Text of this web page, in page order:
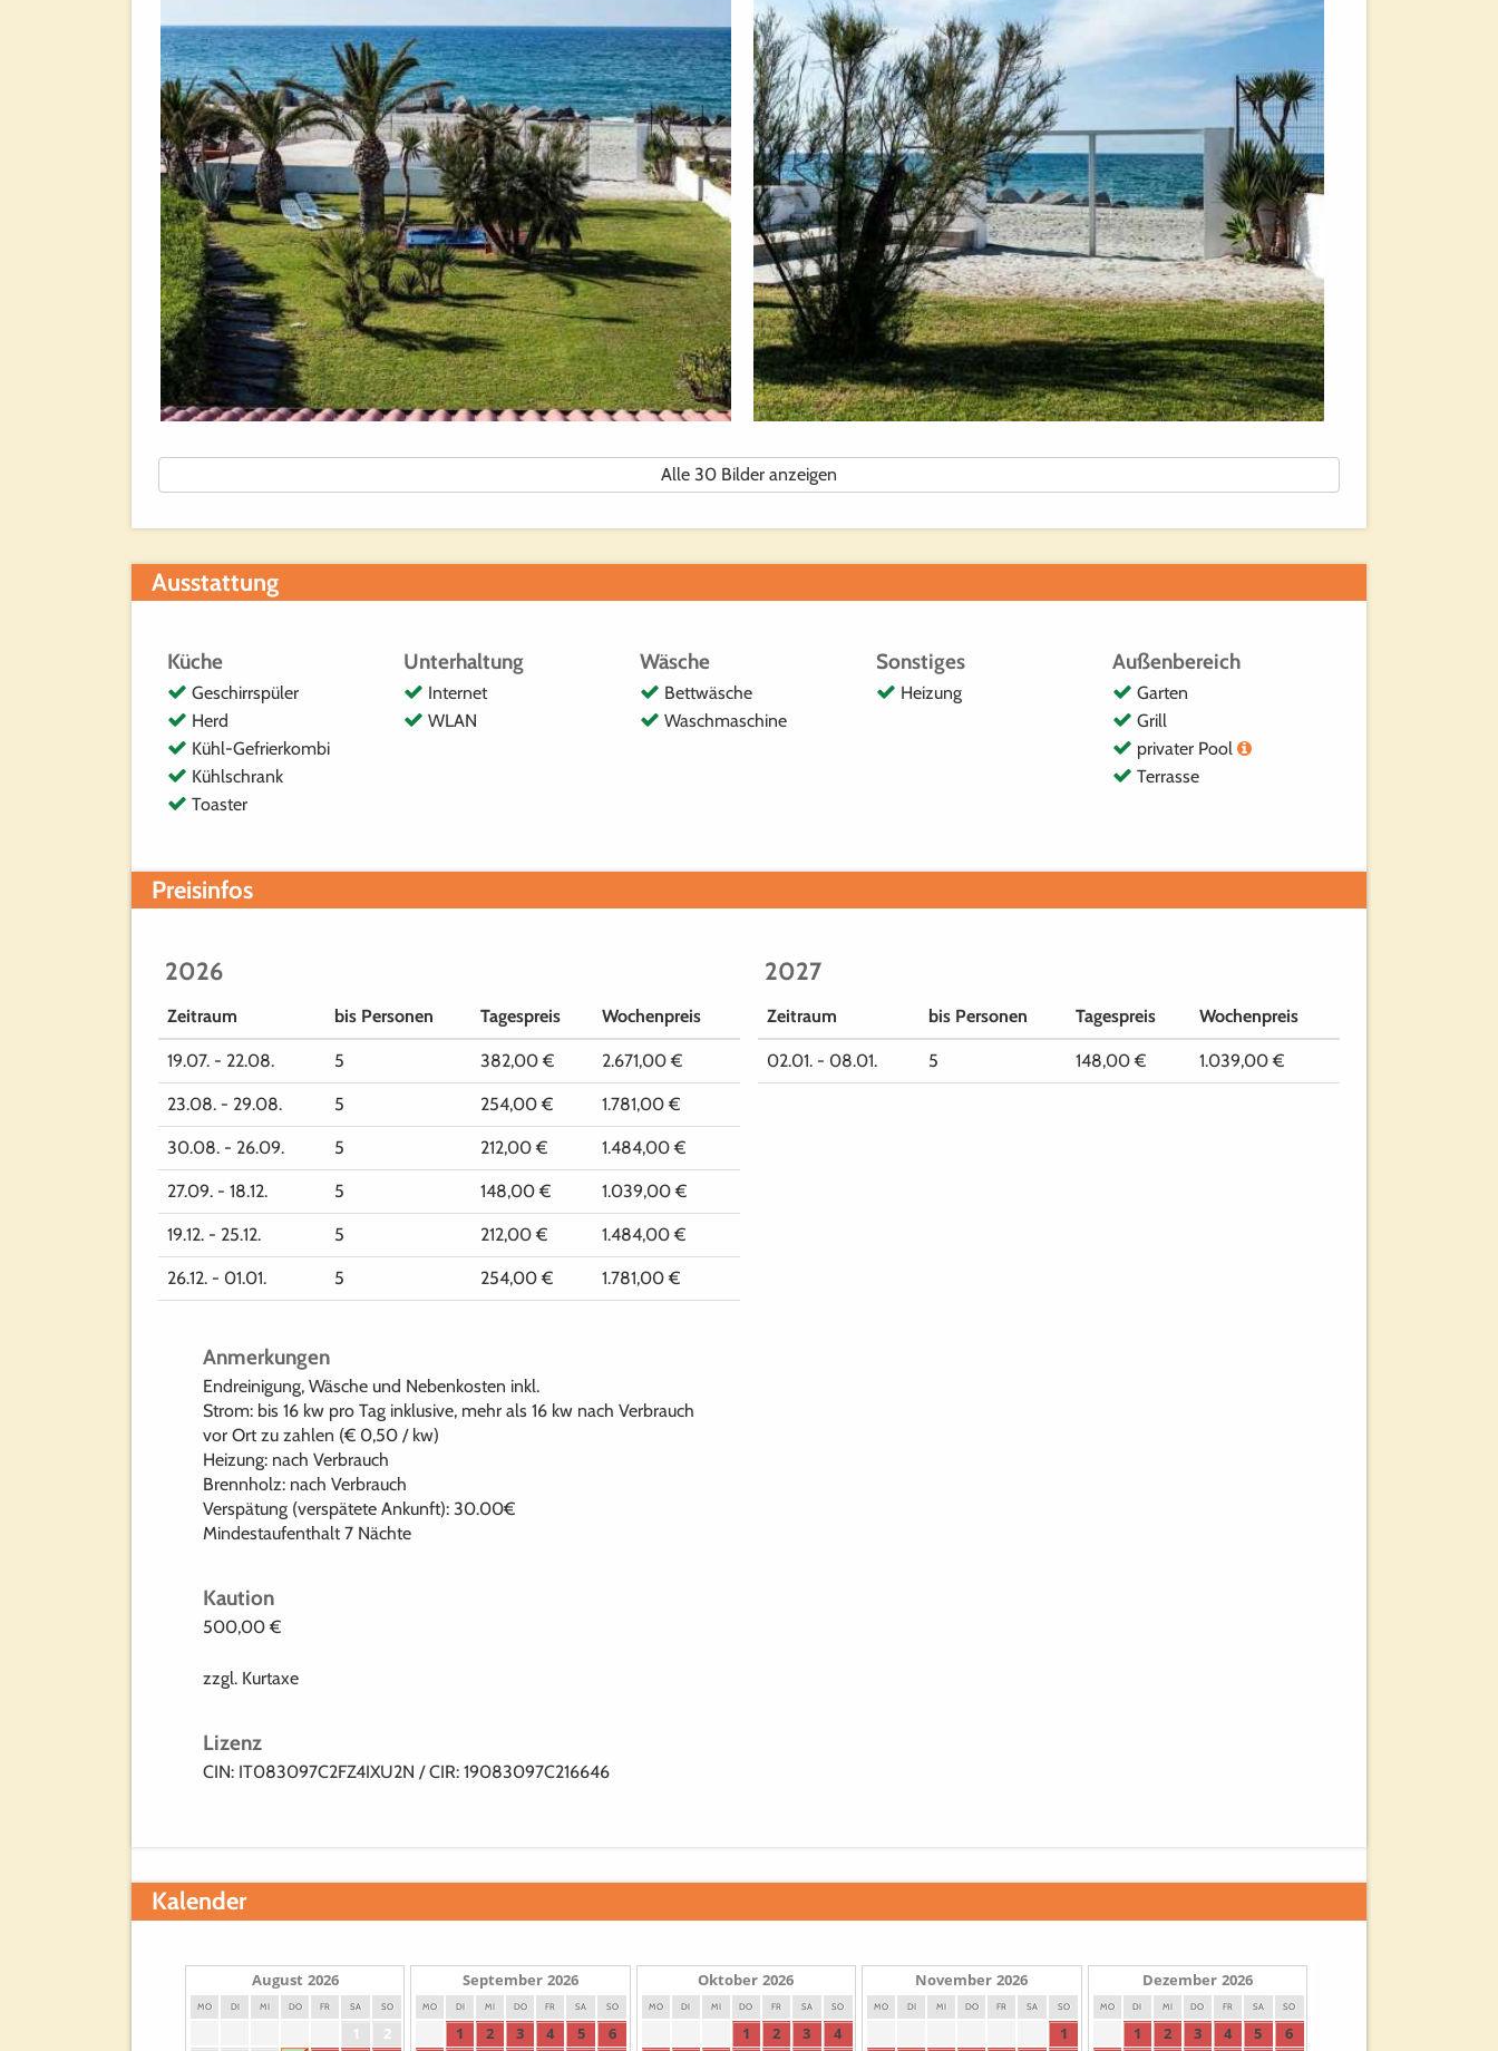
Alle 30 Bilder anzeigen
Ausstattung
Küche
Geschirrspüler
Herd
Kühl-Gefrierkombi
Kühlschrank
Toaster
Unterhaltung
Internet
WLAN
Wäsche
Bettwäsche
Waschmaschine
Sonstiges
Heizung
Außenbereich
Garten
Grill
privater Pool
Terrasse
Preisinfos
2026
Zeitraum bis Personen Tagespreis Wochenpreis
19.07. - 22.08. 5 382,00 € 2.671,00 €
23.08. - 29.08. 5 254,00 € 1.781,00 €
30.08. - 26.09. 5 212,00 € 1.484,00 €
27.09. - 18.12. 5 148,00 € 1.039,00 €
19.12. - 25.12. 5 212,00 € 1.484,00 €
26.12. - 01.01. 5 254,00 € 1.781,00 €
2027
Zeitraum bis Personen Tagespreis Wochenpreis
02.01. - 08.01. 5 148,00 € 1.039,00 €
Anmerkungen
Endreinigung, Wäsche und Nebenkosten inkl.
Strom: bis 16 kw pro Tag inklusive, mehr als 16 kw nach Verbrauch
vor Ort zu zahlen (€ 0,50 / kw)
Heizung: nach Verbrauch
Brennholz: nach Verbrauch
Verspätung (verspätete Ankunft): 30.00€
Mindestaufenthalt 7 Nächte
Kaution
500,00 €
zzgl. Kurtaxe
Lizenz
CIN: IT083097C2FZ4IXU2N / CIR: 19083097C216646
Kalender
August 2026
MO DI MI DO FR SA SO
1
2
September 2026
MO DI MI DO FR SA SO
1 2 3 4 5
6
Oktober 2026
MO DI MI DO FR SA SO
1 2 3
4
November 2026
MO DI MI DO FR SA SO
1
Dezember 2026
MO DI MI DO FR SA SO
1 2 3 4 5
6